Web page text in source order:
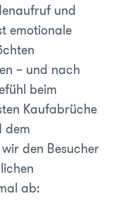
und
emotionale
– und nach
beim
Kaufabrüche
dem
den Besucher
ab: